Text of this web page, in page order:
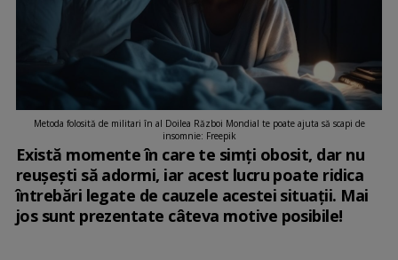
Metoda folosită de militari în al Doilea Război Mondial te poate ajuta să scapi de
insomnie: Freepik
Există momente în care te simți obosit, dar nu
reușești să adormi, iar acest lucru poate ridica
întrebări legate de cauzele acestei situații. Mai
jos sunt prezentate câteva motive posibile!